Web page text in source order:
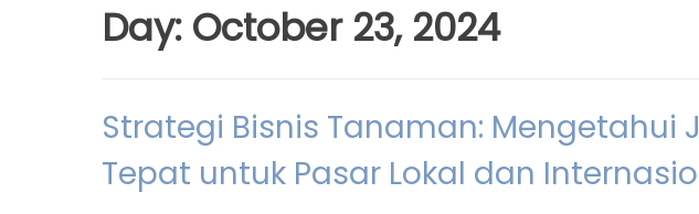
Day: October 23, 2024
Strategi Bisnis Tanaman: Mengetahui
Tepat untuk Pasar Lokal dan